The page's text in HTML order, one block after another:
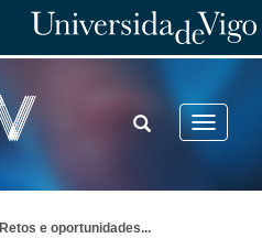
Toggle
TOGGLE
SEARCH
Retos e oportunidades...